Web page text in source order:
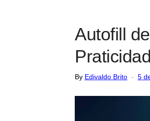
Autofill
By Edivaldo Brito 5